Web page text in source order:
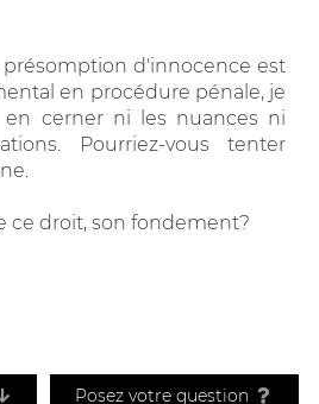
d'innocence est
en procédure pénale, je
en cerner ni les nuances ni
Pourriez-vous tenter
ce droit, son fondement?
Posez votre question